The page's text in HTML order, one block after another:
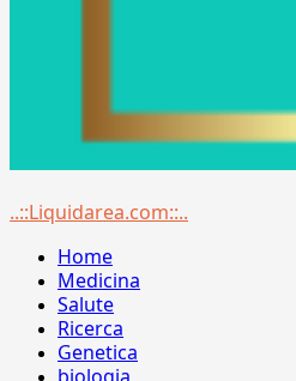
Menu
..::Liquidarea.com::..
Home
Medicina
Salute
Ricerca
Genetica